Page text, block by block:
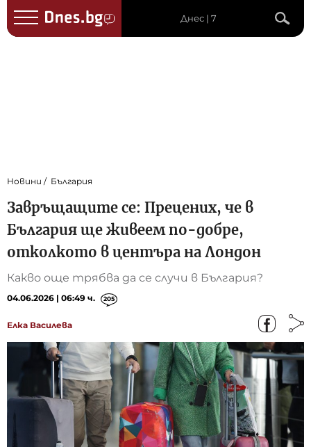
Днес | 7
Новини България
Завръщащите се: Прецених, че в
България ще живеем по-добре,
отколкото в центъра на Лондон
Какво още трябва да се случи в България?
04.06.2026 | 06:49 ч. 205
Елка Василева